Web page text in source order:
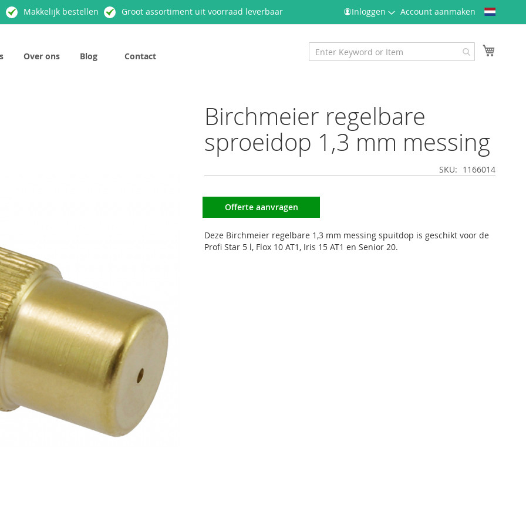
Taal
Makkelijk bestellen Groot assortiment uit voorraad leverbaar Inloggen Account aanmaken
Over ons Blog Contact
Birchmeier regelbare
sproeidop 1,3 mm messing
SKU 1166014
Offerte aanvragen
Deze Birchmeier regelbare 1,3 mm messing spuitdop is geschikt voor de
Profi Star 5 l, Flox 10 AT1, Iris 15 AT1 en Senior 20.